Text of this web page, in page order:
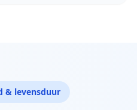
& levensduur